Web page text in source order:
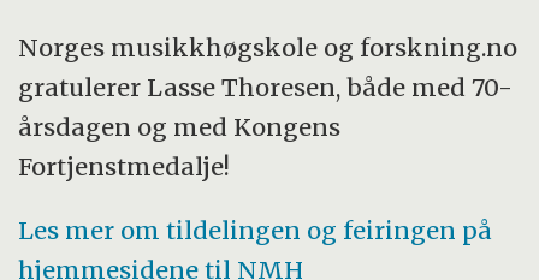
Norges musikkhøgskole og forskning.no
gratulerer Lasse Thoresen, både med 70-
årsdagen og med Kongens
Fortjenstmedalje!
Les mer om tildelingen og feiringen på
hjemmesidene til NMH